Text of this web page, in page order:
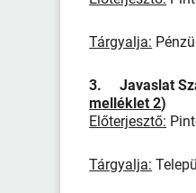
Tárgyalja:
3. Javaslat
melléklet 2)
Előterjesztő:
Tárgyalja: